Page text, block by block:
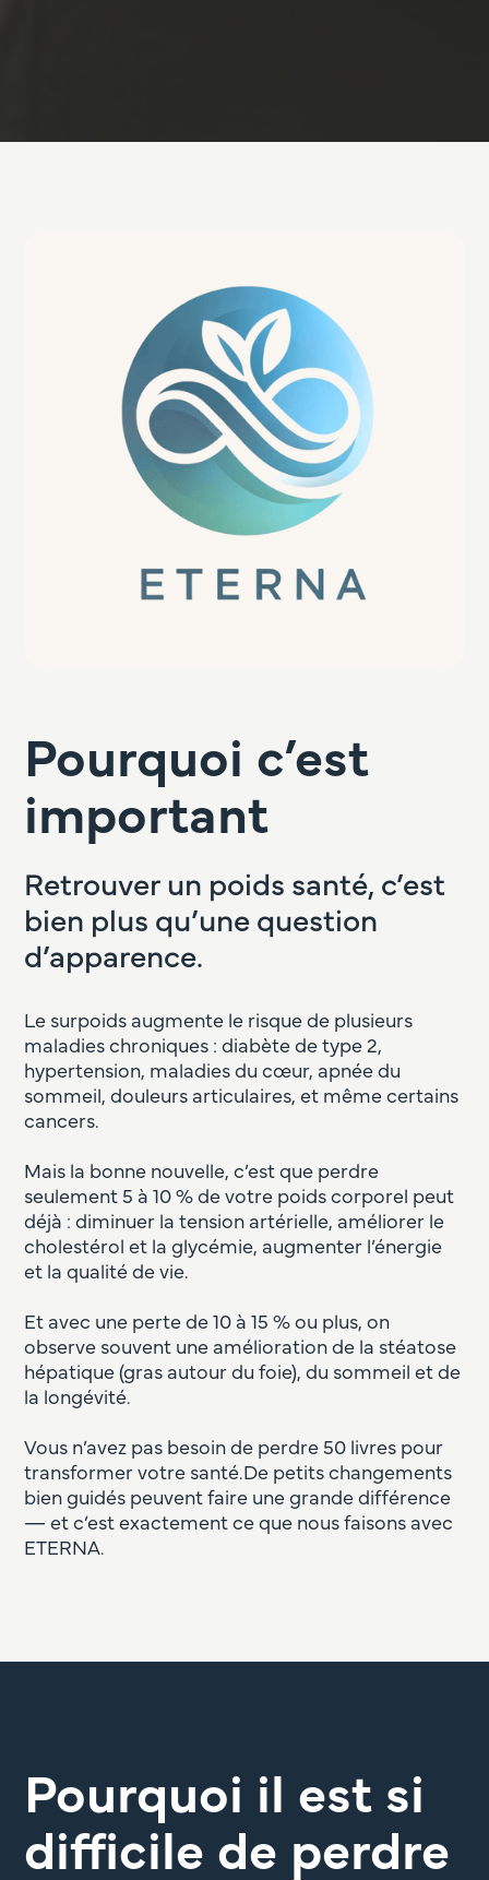
Pourquoi c’est
important
Retrouver un poids santé, c’est
bien plus qu’une question
d’apparence.
Le surpoids augmente le risque de plusieurs
maladies chroniques : diabète de type 2,
hypertension, maladies du cœur, apnée du
sommeil, douleurs articulaires, et même certains
cancers.
Mais la bonne nouvelle, c’est que perdre
seulement 5 à 10 % de votre poids corporel peut
déjà : diminuer la tension artérielle, améliorer le
cholestérol et la glycémie, augmenter l’énergie
et la qualité de vie.
Et avec une perte de 10 à 15 % ou plus, on
observe souvent une amélioration de la stéatose
hépatique (gras autour du foie), du sommeil et de
la longévité.
Vous n’avez pas besoin de perdre 50 livres pour
transformer votre santé.De petits changements
bien guidés peuvent faire une grande différence
— et c’est exactement ce que nous faisons avec
ETERNA.
Pourquoi il est si
difficile de perdre